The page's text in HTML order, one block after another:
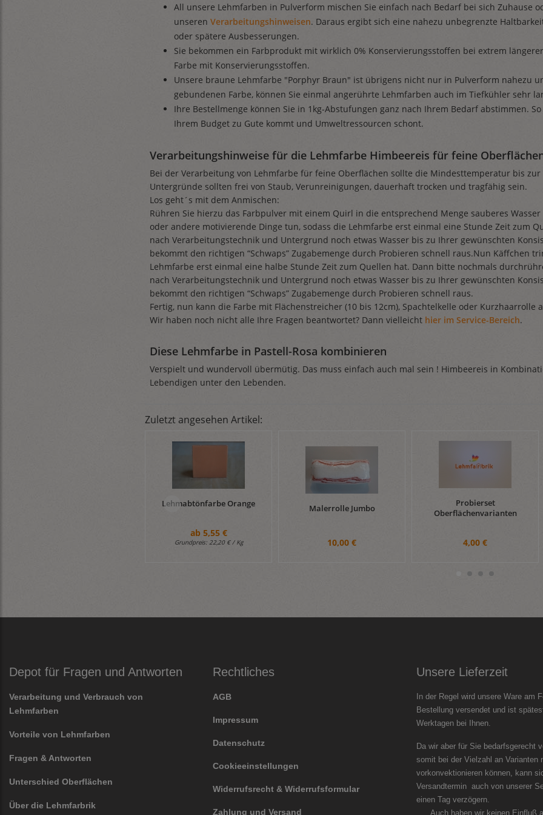
All unsere Lehmfarben in Pulverform mischen Sie einfach nach Bedarf bei sich Zuhause
unseren Verarbeitungshinweisen. Daraus ergibt sich eine nahezu unbegrenzte
oder spätere Ausbesserungen.
Sie bekommen ein Farbprodukt mit wirklich 0% Konservierungsstoffen bei extrem
Farbe mit Konservierungsstoffen.
Unsere braune Lehmfarbe "Porphyr Braun" ist übrigens nicht nur in Pulverform nahezu
gebundenen Farbe, können Sie einmal angerührte Lehmfarben auch im Tiefkühler sehr
Ihre Bestellmenge können Sie in 1kg-Abstufungen ganz nach Ihrem Bedarf abstimmen.
Ihrem Budget zu Gute kommt und Umweltressourcen schont.
Verarbeitungshinweise für die Lehmfarbe Himbeereis für feine
Bei der Verarbeitung von Lehmfarbe für feine Oberflächen sollte die Mindesttemperatur bis
Untergründe sollten frei von Staub, Verunreinigungen, dauerhaft trocken und tragfähig sein.
Los geht´s mit dem Anmischen:
Rühren Sie hierzu das Farbpulver mit einem Quirl in die entsprechend Menge sauberes
oder andere motivierende Dinge tun, sodass die Lehmfarbe erst einmal eine Stunde Zeit zum
nach Verarbeitungstechnik und Untergrund noch etwas Wasser bis zu Ihrer gewünschten
bekommt den richtigen “Schwaps” Zugabemenge durch Probieren schnell raus.Nun Käffchen
Lehmfarbe erst einmal eine halbe Stunde Zeit zum Quellen hat. Dann bitte nochmals
nach Verarbeitungstechnik und Untergrund noch etwas Wasser bis zu Ihrer gewünschten
bekommt den richtigen “Schwaps” Zugabemenge durch Probieren schnell raus.
Fertig, nun kann die Farbe mit Flächenstreicher (10 bis 12cm), Spachtelkelle oder
Wir haben noch nicht alle Ihre Fragen beantwortet? Dann vielleicht hier im Service-Bereich.
Diese Lehmfarbe in Pastell-Rosa kombinieren
Verspielt und wundervoll übermütig. Das muss einfach auch mal sein ! Himbeereis in
Lebendigen unter den Lebenden.
Zuletzt angesehen Artikel:
Lehmabtönfarbe Orange
ab 5,55 €
Grundpreis: 22,20 € / Kg
Malerrolle Jumbo
10,00 €
Probierset
Oberflächenvarianten
4,00 €
Depot für Fragen und Antworten
Verarbeitung und Verbrauch von
Lehmfarben
Vorteile von Lehmfarben
Fragen & Antworten
Unterschied Oberflächen
Über die Lehmfarbrik
Rechtliches
AGB
Impressum
Datenschutz
Cookieeinstellungen
Widerrufsrecht & Widerrufsformular
Zahlung und Versand
Unsere Lieferzeit
In der Regel wird unsere Ware am
Bestellung versendet und ist
Werktagen bei Ihnen.
Da wir aber für Sie bedarfsgerecht
somit bei der Vielzahl an Varianten
vorkonvektionieren können, kann
Versandtermin auch von unserer
einen Tag
Auch haben wir keinen Einfluß